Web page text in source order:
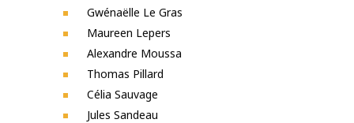
Gwénaëlle Le Gras
Maureen Lepers
Alexandre Moussa
Thomas Pillard
Célia Sauvage
Jules Sandeau